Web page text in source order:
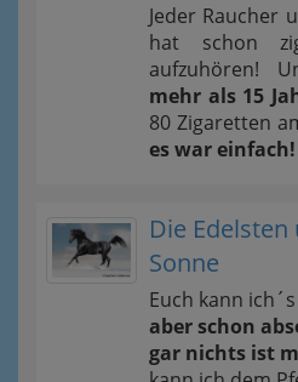
Jeder Raucher
hat schon
aufzuhören!
mehr als 15
80 Zigaretten
es war einfach!
Die
Sonne
Euch kann
aber schon
gar nichts ist